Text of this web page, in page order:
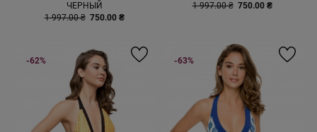
ЧЕРНЫЙ
1 997.00 ₴ 750.00 ₴
1 997.00 ₴ 750.00 ₴
-62% -63%